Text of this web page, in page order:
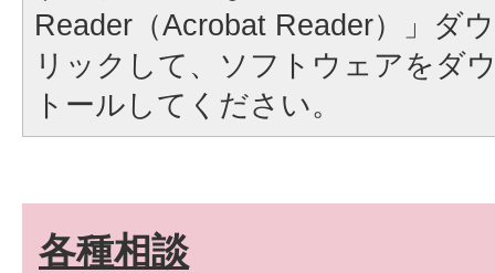
Reader（Acrobat Reader）」ダ
リックして、ソフトウェアをダ
トールしてください。
各種相談